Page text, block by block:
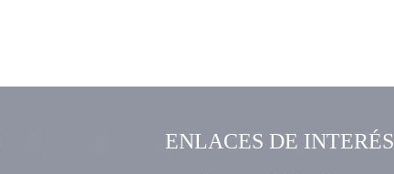
ENLACES DE INTERÉS